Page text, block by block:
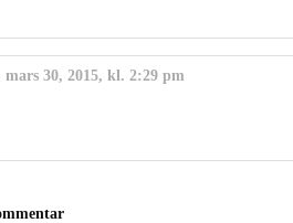
mars 30, 2015, kl. 2:29 pm